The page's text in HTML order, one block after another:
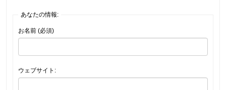
あなたの情報:
お名前 (必須)
ウェブサイト: